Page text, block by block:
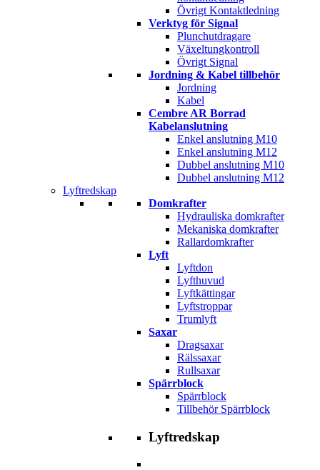
Övrigt Kontaktledning
Verktyg för Signal
Plunchutdragare
Växeltungkontroll
Övrigt Signal
Jordning & Kabel tillbehör
Jordning
Kabel
Cembre AR Borrad
Kabelanslutning
Enkel anslutning M10
Enkel anslutning M12
Dubbel anslutning M10
Dubbel anslutning M12
Lyftredskap
Domkrafter
Hydrauliska domkrafter
Mekaniska domkrafter
Rallardomkrafter
Lyft
Lyftdon
Lyfthuvud
Lyftkättingar
Lyftstroppar
Trumlyft
Saxar
Dragsaxar
Rälssaxar
Rullsaxar
Spärrblock
Spärrblock
Tillbehör Spärrblock
Lyftredskap